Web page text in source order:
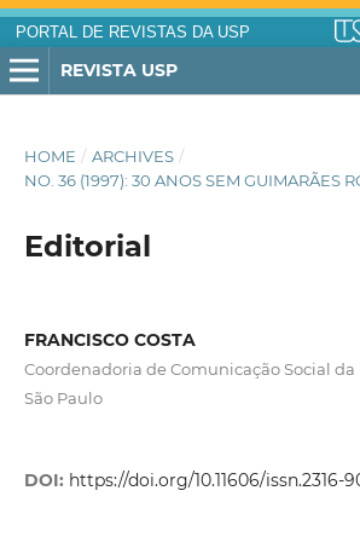
PORTAL DE REVISTAS DA USP
REVISTA USP
HOME / ARCHIVES /
NO. 36 (1997): 30 ANOS SEM GUIMARÃES
Editorial
FRANCISCO COSTA
Coordenadoria de Comunicação Social
São Paulo
DOI: https://doi.org/10.11606/issn.2316-